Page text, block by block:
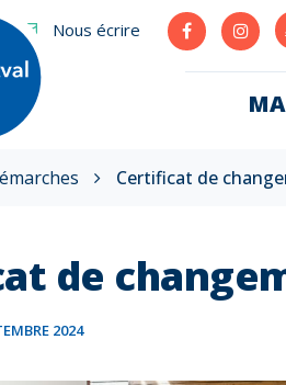
Nous écrire
Lien
Lien
Certificat de
de
2024